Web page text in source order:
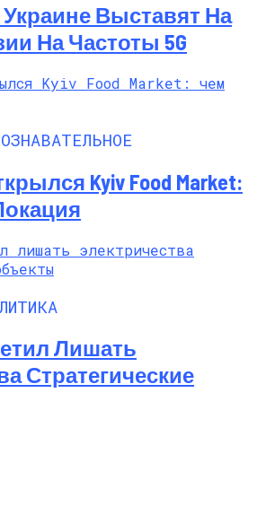
Украине Выставят На
На Частоты 5G
Kyiv Food Market:
Лишать
Стратегические